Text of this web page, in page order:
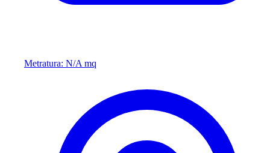
Metratura: N/A mq